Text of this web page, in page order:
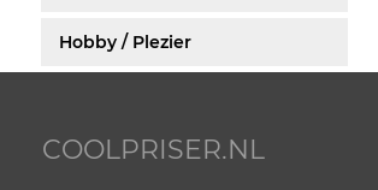
Hobby / Plezier
COOLPRISER.NL